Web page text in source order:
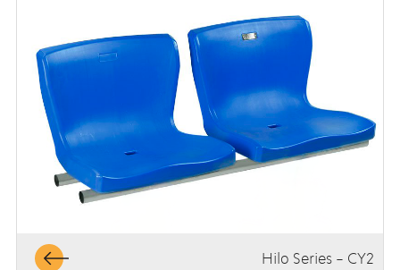
Hilo Series - CY2